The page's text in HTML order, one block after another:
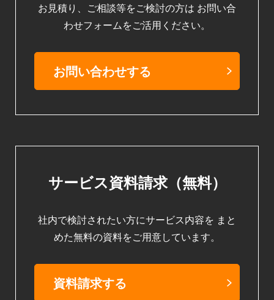
お見積り、ご相談等をご検討の方は お問い合
わせフォームをご活用ください。
お問い合わせする
サービス資料請求（無料）
社内で検討されたい方にサービス内容を まと
めた無料の資料をご用意しています。
資料請求する